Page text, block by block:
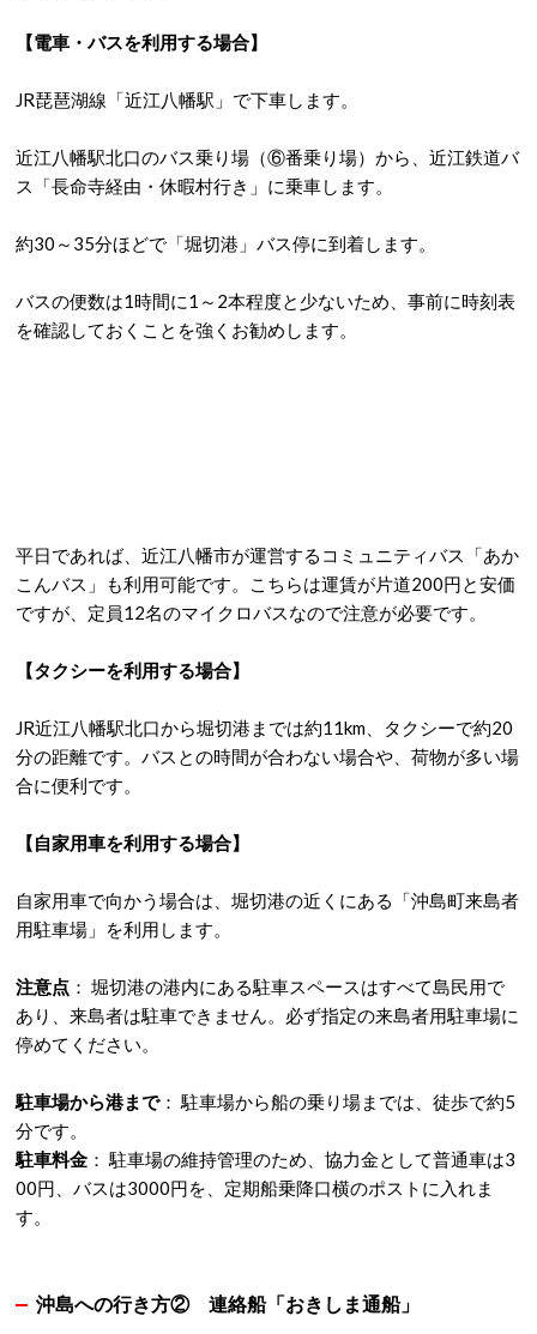
【電車・バスを利用する場合】
JR琵琶湖線「近江八幡駅」で下車します。
近江八幡駅北口のバス乗り場（⑥番乗り場）から、近江鉄道バ
ス「長命寺経由・休暇村行き」に乗車します。
約30～35分ほどで「堀切港」バス停に到着します。
バスの便数は1時間に1～2本程度と少ないため、事前に時刻表
を確認しておくことを強くお勧めします。
平日であれば、近江八幡市が運営するコミュニティバス「あか
こんバス」も利用可能です。こちらは運賃が片道200円と安価
ですが、定員12名のマイクロバスなので注意が必要です。
【タクシーを利用する場合】
JR近江八幡駅北口から堀切港までは約11km、タクシーで約20
分の距離です。 バスとの時間が合わない場合や、荷物が多い場
合に便利です。
【自家用車を利用する場合】
自家用車で向かう場合は、堀切港の近くにある「沖島町来島者
用駐車場」を利用します。
注意点 ： 堀切港の港内にある駐車スペースはすべて島民用で
あり、来島者は駐車できません。 必ず指定の来島者用駐車場に
停めてください。
駐車場から港まで： 駐車場から船の乗り場までは、徒歩で約5
分です。
駐車料金 ： 駐車場の維持管理のため、協力金として普通車は3
00円、バスは3000円を、定期船乗降口横のポストに入れま
す。
沖島への行き方② 連絡船「おきしま通船」